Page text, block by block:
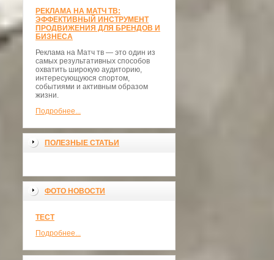
РЕКЛАМА НА МАТЧ ТВ:
ЭФФЕКТИВНЫЙ ИНСТРУМЕНТ
ПРОДВИЖЕНИЯ ДЛЯ БРЕНДОВ И
БИЗНЕСА
Реклама на Матч тв — это один из
самых результативных способов
охватить широкую аудиторию,
интересующуюся спортом,
событиями и активным образом
жизни.
Подробнее...
ПОЛЕЗНЫЕ СТАТЬИ
ФОТО НОВОСТИ
ТЕСТ
Подробнее...